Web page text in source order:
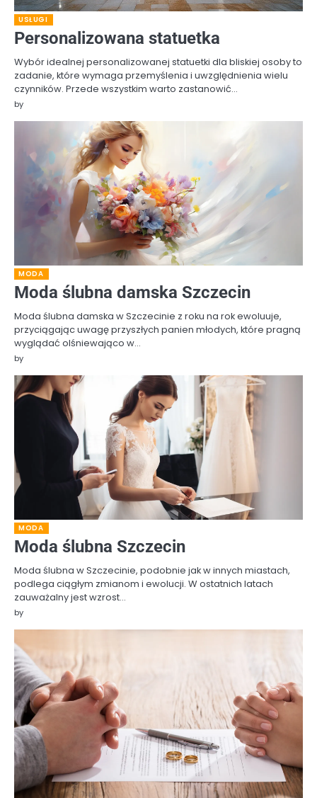
USŁUGI
Personalizowana statuetka
Wybór idealnej personalizowanej statuetki dla bliskiej osoby to
zadanie, które wymaga przemyślenia i uwzględnienia wielu
czynników. Przede wszystkim warto zastanowić…
by
MODA
Moda ślubna damska Szczecin
Moda ślubna damska w Szczecinie z roku na rok ewoluuje,
przyciągając uwagę przyszłych panien młodych, które pragną
wyglądać olśniewająco w…
by
MODA
Moda ślubna Szczecin
Moda ślubna w Szczecinie, podobnie jak w innych miastach,
podlega ciągłym zmianom i ewolucji. W ostatnich latach
zauważalny jest wzrost…
by